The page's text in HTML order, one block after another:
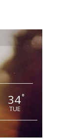
34°
TUE